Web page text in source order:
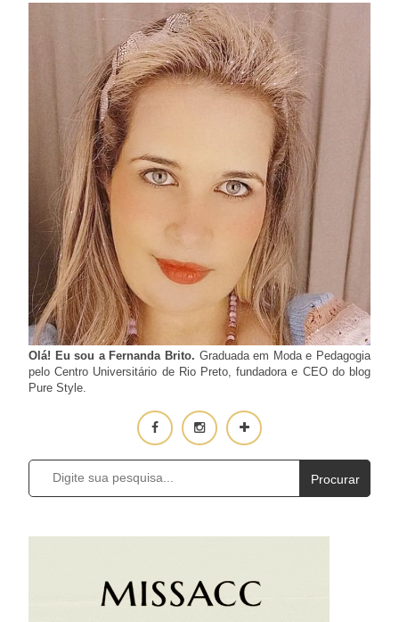
Olá! Eu sou a Fernanda Brito. Graduada em Moda e Pedagogia
pelo Centro Universitário de Rio Preto, fundadora e CEO do blog
Pure Style.
Procurar